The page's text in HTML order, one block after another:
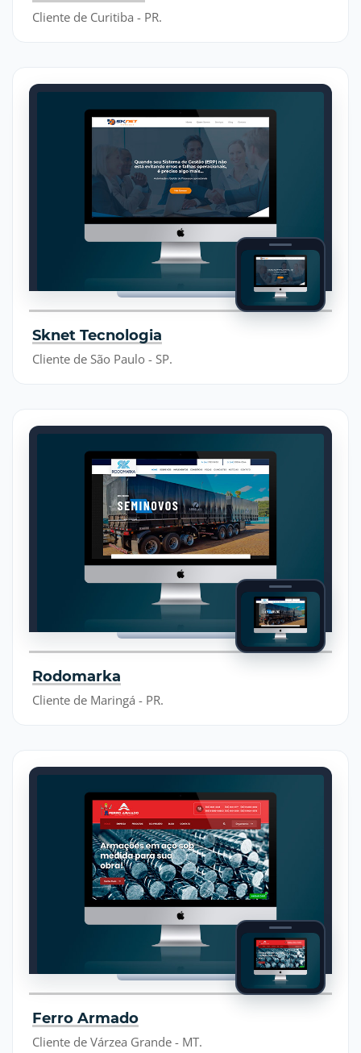
Cliente de Curitiba - PR.
Sknet Tecnologia
Cliente de São Paulo - SP.
Rodomarka
Cliente de Maringá - PR.
Ferro Armado
Cliente de Várzea Grande - MT.